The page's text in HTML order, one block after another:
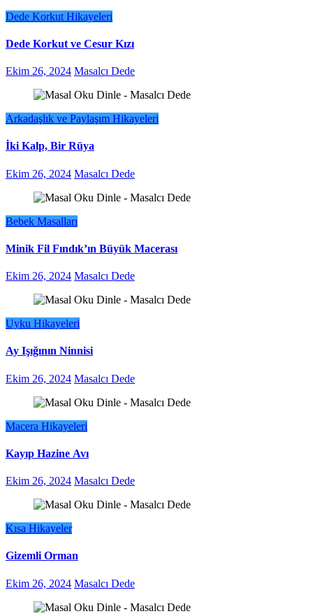
Dede Korkut Hikayeleri
Dede Korkut ve Cesur Kızı
Ekim 26, 2024 Masalcı Dede
Arkadaşlık ve Paylaşım Hikayeleri
İki Kalp, Bir Rüya
Ekim 26, 2024 Masalcı Dede
Bebek Masalları
Minik Fil Fındık’ın Büyük Macerası
Ekim 26, 2024 Masalcı Dede
Uyku Hikayeleri
Ay Işığının Ninnisi
Ekim 26, 2024 Masalcı Dede
Macera Hikayeleri
Kayıp Hazine Avı
Ekim 26, 2024 Masalcı Dede
Kısa Hikayeler
Gizemli Orman
Ekim 26, 2024 Masalcı Dede